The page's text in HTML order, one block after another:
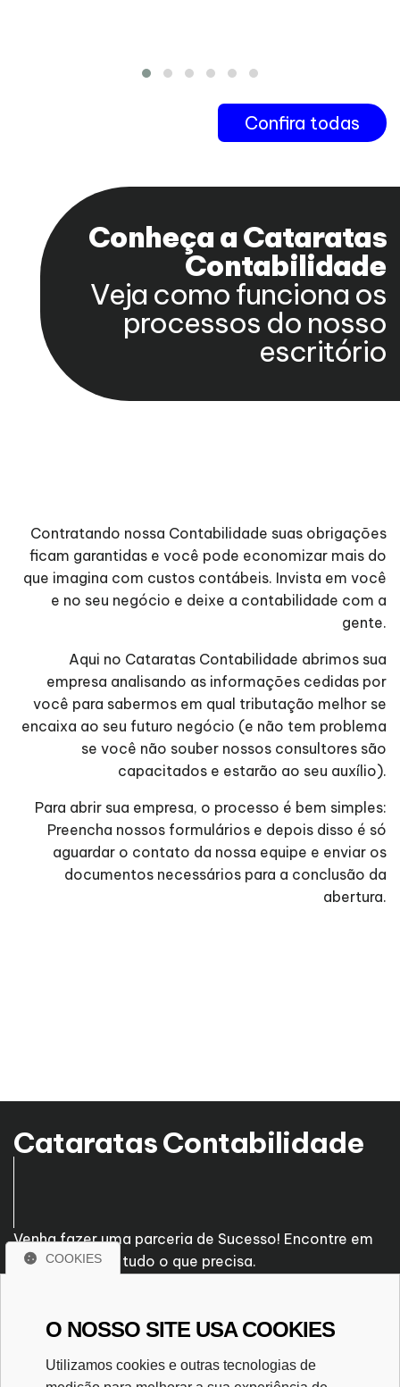
Confira todas
Conheça a Cataratas
Contabilidade
Veja como funciona os
processos do nosso
escritório
Contratando nossa Contabilidade suas obrigações
ficam garantidas e você pode economizar mais do
que imagina com custos contábeis. Invista em você
e no seu negócio e deixe a contabilidade com a
gente.
Aqui no Cataratas Contabilidade abrimos sua
empresa analisando as informações cedidas por
você para sabermos em qual tributação melhor se
encaixa ao seu futuro negócio (e não tem problema
se você não souber nossos consultores são
capacitados e estarão ao seu auxílio).
Para abrir sua empresa, o processo é bem simples:
Preencha nossos formulários e depois disso é só
aguardar o contato da nossa equipe e enviar os
documentos necessários para a conclusão da
abertura.
Cataratas Contabilidade
Venha fazer uma parceria de Sucesso! Encontre em
nossa empresa tudo o que precisa.
R. Bartolomeu de Gusmão, 469
Centro - Foz do Iguaçu - PR
CEP. 85851-160
COOKIES
O NOSSO SITE USA COOKIES
Utilizamos cookies e outras tecnologias de